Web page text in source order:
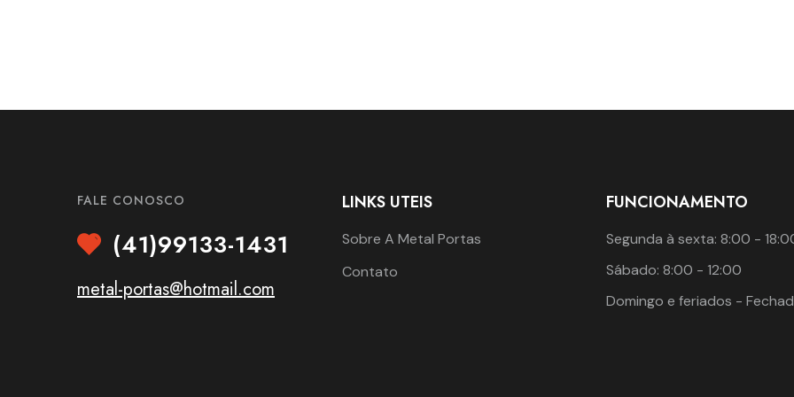
FALE CONOSCO
(41)99133-1431
metal-portas@hotmail.com
LINKS UTEIS
Sobre A Metal Portas
Contato
FUNCIONAMENTO
Segunda à sexta: 8:00 -
Sábado: 8:00 - 12:00
Domingo e feriados -